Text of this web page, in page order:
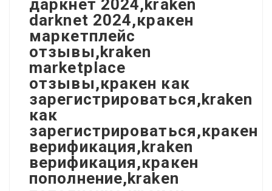
даркнет 2024,kraken
darknet 2024,кракен
маркетплейс
отзывы,kraken
marketplace
отзывы,кракен как
зарегистрироваться,kraken
как
зарегистрироваться,кракен
верификация,kraken
верификация,кракен
пополнение,kraken